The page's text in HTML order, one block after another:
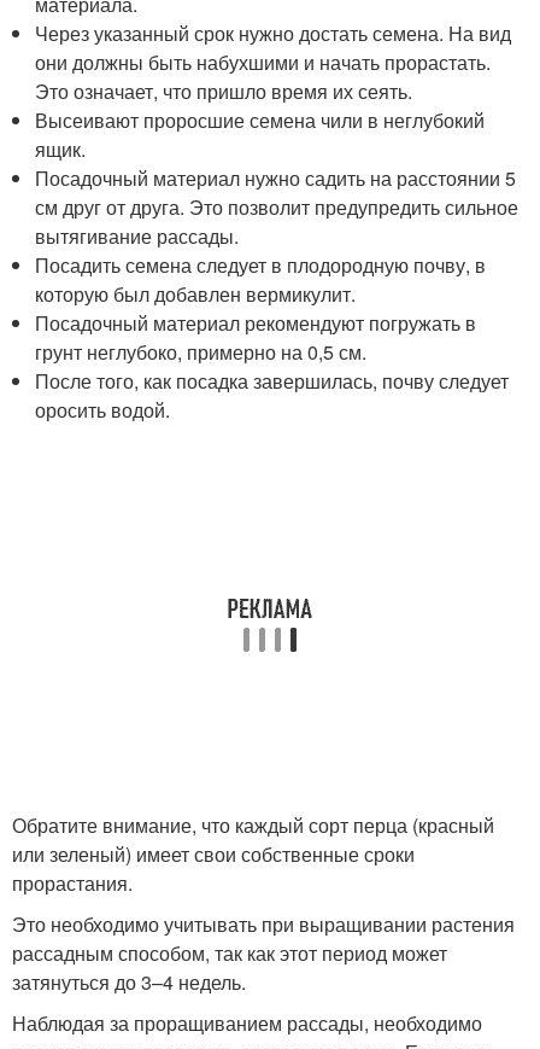
Через указанный срок нужно достать семена. На вид
они должны быть набухшими и начать прорастать.
Это означает, что пришло время их сеять.
Высеивают проросшие семена чили в неглубокий
ящик.
Посадочный материал нужно садить на расстоянии 5
см друг от друга. Это позволит предупредить сильное
вытягивание рассады.
Посадить семена следует в плодородную почву, в
которую был добавлен вермикулит.
Посадочный материал рекомендуют погружать в
грунт неглубоко, примерно на 0,5 см.
После того, как посадка завершилась, почву следует
оросить водой.
Обратите внимание, что каждый сорт перца (красный
или зеленый) имеет свои собственные сроки
прорастания.
Это необходимо учитывать при выращивании растения
рассадным способом, так как этот период может
затянуться до 3–4 недель.
Наблюдая за проращиванием рассады, необходимо